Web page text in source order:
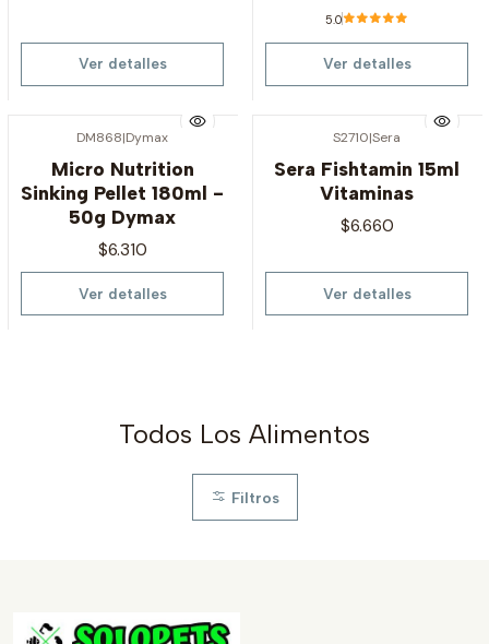
Ver detalles
5.0
Ver detalles
DM868|Dymax
Micro Nutrition
Sinking Pellet 180ml -
50g Dymax
$6.310
Ver detalles
S2710|Sera
Sera Fishtamin 15ml
Vitaminas
$6.660
Ver detalles
Todos Los Alimentos
Filtros